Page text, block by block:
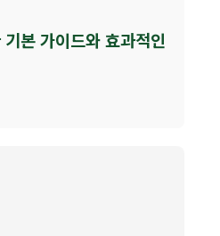
본 가이드와 효과적인